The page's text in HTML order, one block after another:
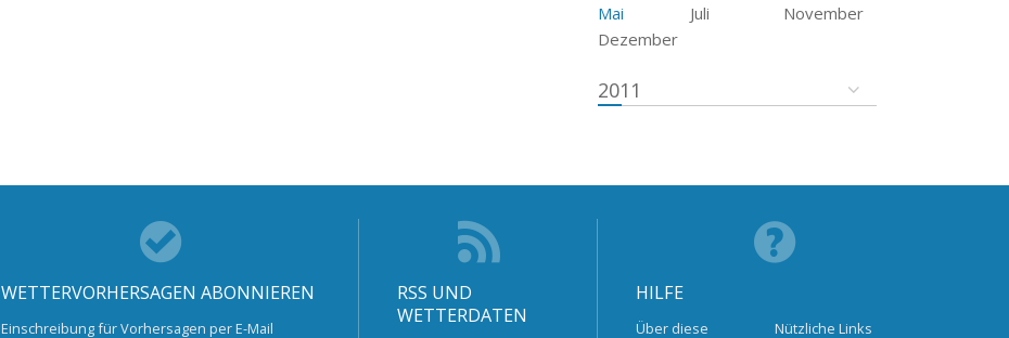
Mai Juli
November
Dezember
2011
WETTERVORHERSAGEN ABONNIEREN
Einschreibung für Vorhersagen per E-Mail
RSS UND
WETTERDATEN
HILFE
Über diese Nützliche Links